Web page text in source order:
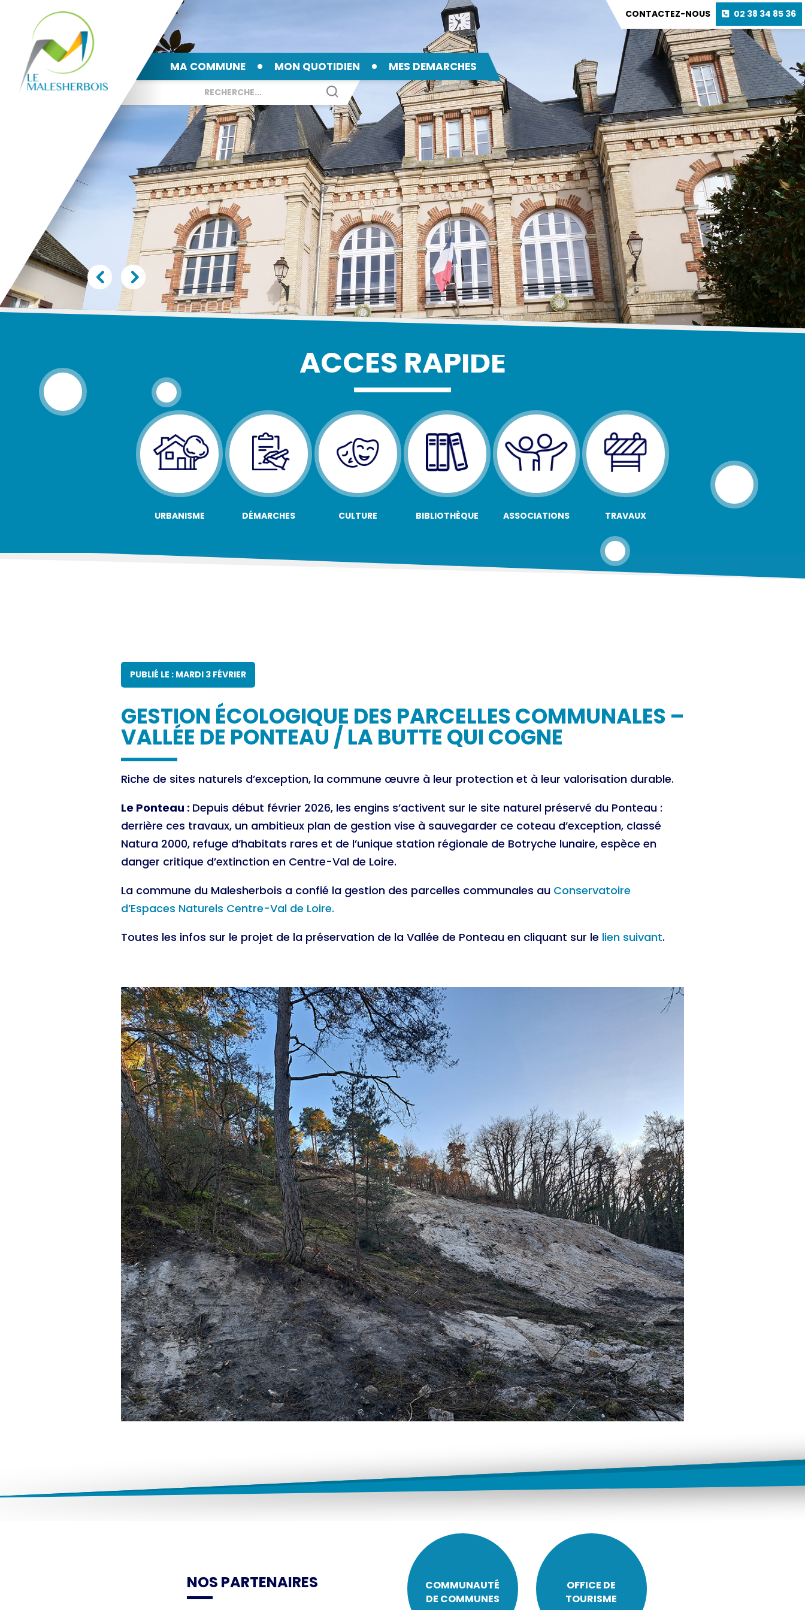
CONTACTEZ-NOUS 02 38 34 85 36
MA COMMUNE MON QUOTIDIEN MES DEMARCHES
ACCÈS RAPIDE
URBANISME DÉMARCHES CULTURE BIBLIOTHÈQUE ASSOCIATIONS TRAVAUX
PUBLIÉ LE : MARDI 3 FÉVRIER
GESTION ÉCOLOGIQUE DES PARCELLES COMMUNALES –
VALLÉE DE PONTEAU / LA BUTTE QUI COGNE
Riche de sites naturels d’exception, la commune œuvre à leur protection et à leur valorisation durable.
Le Ponteau : Depuis début février 2026, les engins s’activent sur le site naturel préservé du Ponteau :
derrière ces travaux, un ambitieux plan de gestion vise à sauvegarder ce coteau d’exception, classé
Natura 2000, refuge d’habitats rares et de l’unique station régionale de Botryche lunaire, espèce en
danger critique d’extinction en Centre-Val de Loire.
La commune du Malesherbois a confié la gestion des parcelles communales au Conservatoire
d’Espaces Naturels Centre-Val de Loire.
Toutes les infos sur le projet de la préservation de la Vallée de Ponteau en cliquant sur le lien suivant.
NOS PARTENAIRES
COMMUNAUTÉ
DE COMMUNES
OFFICE DE
TOURISME